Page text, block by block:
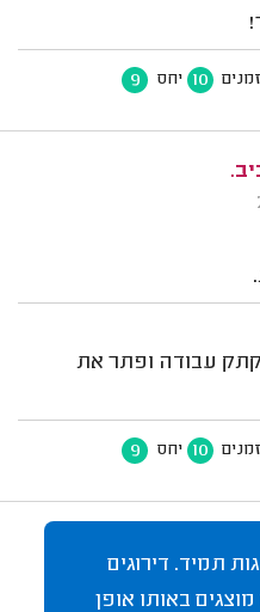
זמנים 10 יחס 9
עבודה ופתר את
זמנים 10 יחס 9
תמיד. דירוגים
מוצגים באותו אופן